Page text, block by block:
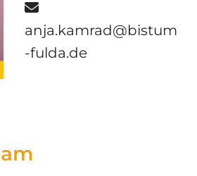

anja.kamrad@bistum
-fulda.de